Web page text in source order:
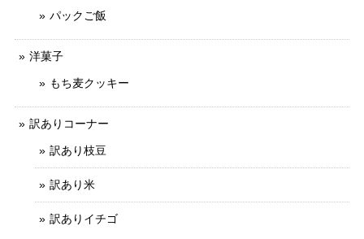
パックご飯
洋菓子
もち麦クッキー
訳ありコーナー
訳あり枝豆
訳あり米
訳ありイチゴ